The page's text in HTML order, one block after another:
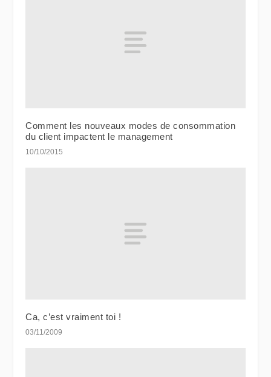
Comment les nouveaux modes de consommation
du client impactent le management
10/10/2015
Ca, c’est vraiment toi !
03/11/2009